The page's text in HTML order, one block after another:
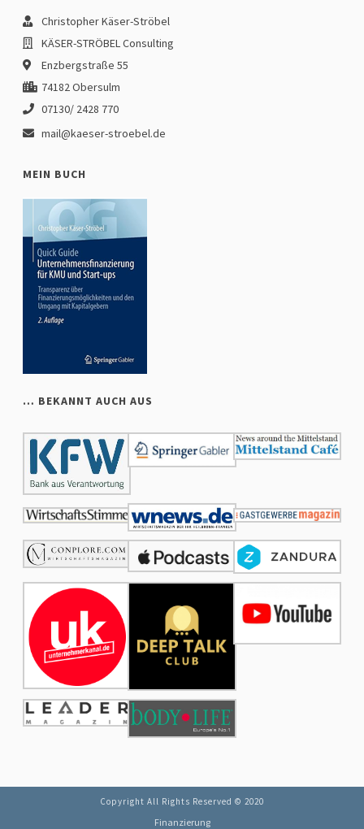
Christopher Käser-Ströbel
KÄSER-STRÖBEL Consulting
Enzbergstraße 55
74182 Obersulm
07130/ 2428 770
mail@kaeser-stroebel.de
MEIN BUCH
… BEKANNT AUCH AUS
Copyright All Rights Reserved © 2020
Finanzierung